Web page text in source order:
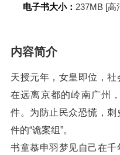
电子书大小： 237MB [高
内容简介
天授元年，女皇即位，社
在远离京都的岭南广州
件。为防止民众恐慌，
件的“诡案组”。
书童慕申羽梦见自己在